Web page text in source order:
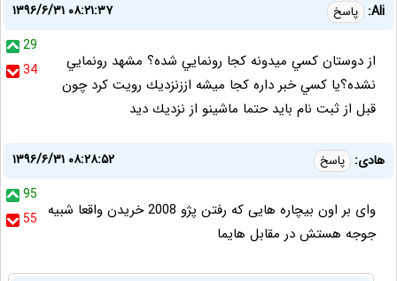
Ali: پاسخ
۱۳۹۶/۶/۳۱ ۰۸:۲۱:۳۷
29
34
از دوستان كسي ميدونه كجا رونمايي شده؟ مشهد رونمايي
نشده؟يا كسي خبر داره كجا ميشه اززنزديك رويت كرد چون
قبل از ثبت نام بايد حتما ماشينو از نزديك ديد
هادی: پاسخ
۱۳۹۶/۶/۳۱ ۰۸:۲۸:۵۲
95
55 وای بر اون بیچاره هایی که رفتن پژو 2008 خریدن واقعا شبیه
جوجه هستش در مقابل هایما